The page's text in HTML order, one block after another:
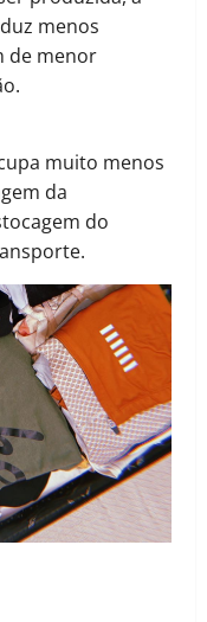
menos
de menor
muito menos
da
do